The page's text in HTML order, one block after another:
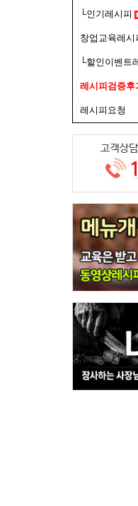
└인기레시피
창업교육레시
└할인이벤트
레시피검증후
레시피요청